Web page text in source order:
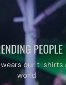
PEOPLE
our t-shirts
world